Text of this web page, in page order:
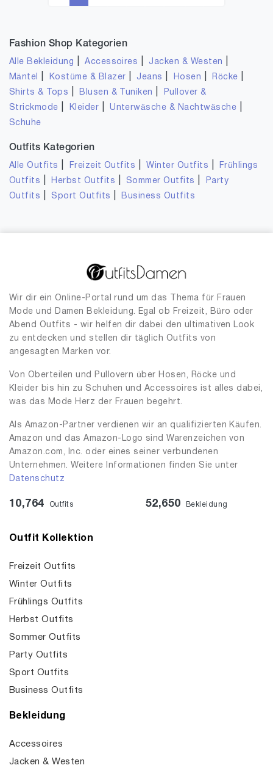
Fashion Shop Kategorien
Alle Bekleidung |Accessoires Jacken & Westen
Mäntel Kostüme & Blazer Jeans Hosen Röcke
Shirts & Tops Blusen & Tuniken
Pullover &
Strickmode
Kleider |Unterwäsche & Nachtwäsche
Schuhe
Outfits Kategorien
Alle Outfits Freizeit Outfits |Winter Outfits
Frühlings
Outfits
Herbst Outfits Sommer Outfits
Party
Outfits
Sport Outfits Business Outfits
Wir dir ein Online-Portal rund um das Thema für Frauen
Mode und Damen Bekleidung. Egal ob Freizeit, Büro oder
Abend Outfits - wir helfen dir dabei den ultimativen Look
zu entdecken und stellen dir täglich Outfits von
angesagten Marken vor.
Von Oberteilen und Pullovern über Hosen, Röcke und
Kleider bis hin zu Schuhen und Accessoires ist alles dabei,
was das Mode Herz der Frauen begehrt.
Als Amazon-Partner verdienen wir an qualifizierten Käufen.
Amazon und das Amazon-Logo sind Warenzeichen von
Amazon.com, Inc. oder eines seiner verbundenen
Unternehmen. Weitere Informationen finden Sie unter
Datenschutz
10,764 Outfits 52,650 Bekleidung
Outfit Kollektion
Freizeit Outfits
Winter Outfits
Frühlings Outfits
Herbst Outfits
Sommer Outfits
Party Outfits
Sport Outfits
Business Outfits
Bekleidung
Accessoires
Jacken & Westen